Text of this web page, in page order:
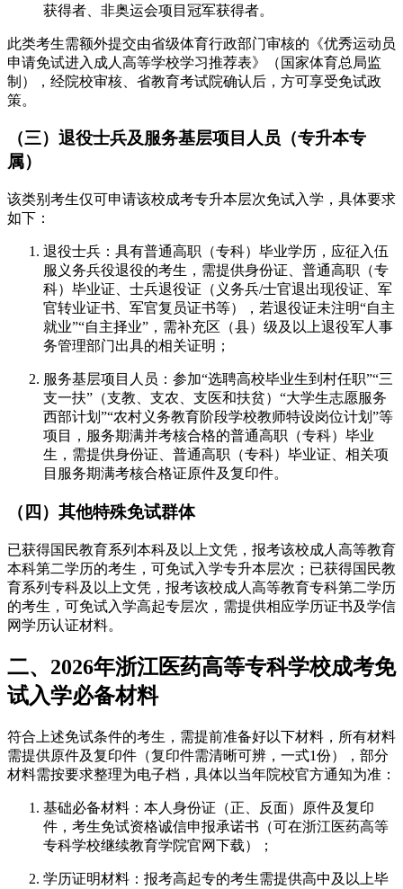
获得者、非奥运会项目冠军获得者。
此类考生需额外提交由省级体育行政部门审核的《优秀运动员
申请免试进入成人高等学校学习推荐表》（国家体育总局监
制），经院校审核、省教育考试院确认后，方可享受免试政
策。
（三）退役士兵及服务基层项目人员（专升本专
属）
该类别考生仅可申请该校成考专升本层次免试入学，具体要求
如下：
退役士兵：具有普通高职（专科）毕业学历，应征入伍
服义务兵役退役的考生，需提供身份证、普通高职（专
科）毕业证、士兵退役证（义务兵/士官退出现役证、军
官转业证书、军官复员证书等），若退役证未注明“自主
就业”“自主择业”，需补充区（县）级及以上退役军人事
务管理部门出具的相关证明；
服务基层项目人员：参加“选聘高校毕业生到村任职”“三
支一扶”（支教、支农、支医和扶贫）“大学生志愿服务
西部计划”“农村义务教育阶段学校教师特设岗位计划”等
项目，服务期满并考核合格的普通高职（专科）毕业
生，需提供身份证、普通高职（专科）毕业证、相关项
目服务期满考核合格证原件及复印件。
（四）其他特殊免试群体
已获得国民教育系列本科及以上文凭，报考该校成人高等教育
本科第二学历的考生，可免试入学专升本层次；已获得国民教
育系列专科及以上文凭，报考该校成人高等教育专科第二学历
的考生，可免试入学高起专层次，需提供相应学历证书及学信
网学历认证材料。
二、2026年浙江医药高等专科学校成考免
试入学必备材料
符合上述免试条件的考生，需提前准备好以下材料，所有材料
需提供原件及复印件（复印件需清晰可辨，一式1份），部分
材料需按要求整理为电子档，具体以当年院校官方通知为准：
基础必备材料：本人身份证（正、反面）原件及复印
件，考生免试资格诚信申报承诺书（可在浙江医药高等
专科学校继续教育学院官网下载）；
学历证明材料：报考高起专的考生需提供高中及以上毕